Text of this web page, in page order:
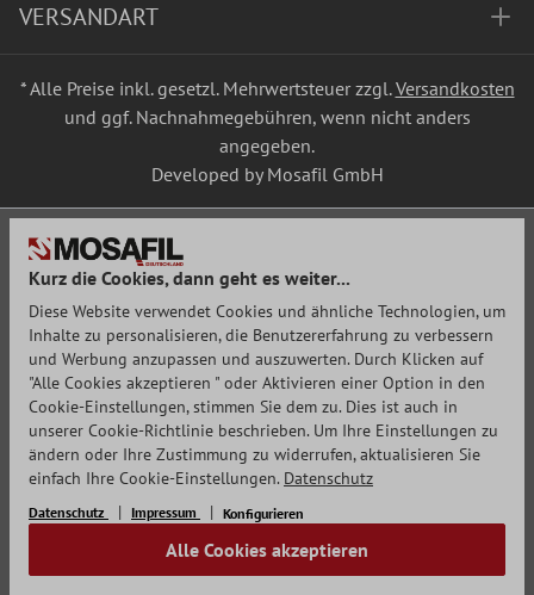
VERSANDART
* Alle Preise inkl. gesetzl. Mehrwertsteuer zzgl.Versandkosten
und ggf. Nachnahmegebühren, wenn nicht anders
angegeben.
Developed by Mosafil GmbH
Kurz die Cookies, dann geht es weiter...
Diese Website verwendet Cookies und ähnliche Technologien, um
Inhalte zu personalisieren, die Benutzererfahrung zu verbessern
und Werbung anzupassen und auszuwerten. Durch Klicken auf
"Alle Cookies akzeptieren " oder Aktivieren einer Option in den
Cookie-Einstellungen, stimmen Sie dem zu. Dies ist auch in
unserer Cookie-Richtlinie beschrieben. Um Ihre Einstellungen zu
ändern oder Ihre Zustimmung zu widerrufen, aktualisieren Sie
einfach Ihre Cookie-Einstellungen. Datenschutz
Datenschutz Impressum Konfigurieren
Alle Cookies akzeptieren